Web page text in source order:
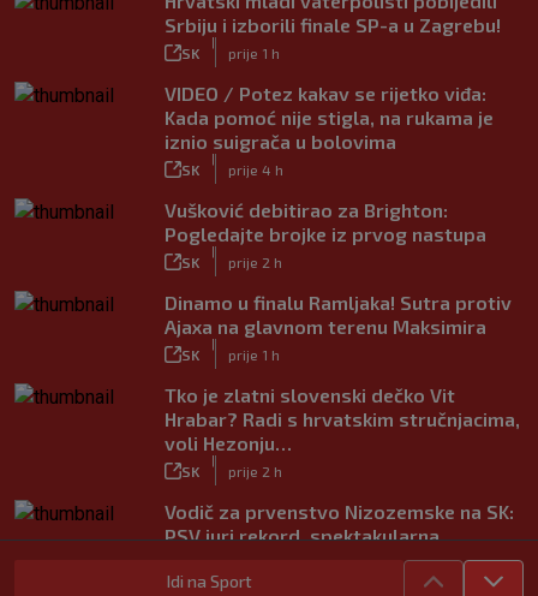
Srbiju i izborili finale SP-a u Zagrebu!
SK prije 1 h
VIDEO / Potez kakav se rijetko viđa:
Kada pomoć nije stigla, na rukama je
iznio suigrača u bolovima
SK prije 4 h
Vušković debitirao za Brighton:
Pogledajte brojke iz prvog nastupa
SK prije 2 h
Dinamo u finalu Ramljaka! Sutra protiv
Ajaxa na glavnom terenu Maksimira
SK prije 1 h
Tko je zlatni slovenski dečko Vit
Hrabar? Radi s hrvatskim stručnjacima,
voli Hezonju…
SK prije 2 h
Vodič za prvenstvo Nizozemske na SK:
PSV juri rekord, spektakularna
pojačanja u Ajaxu, a posebna priča su
Hrvati
Idi na Sport